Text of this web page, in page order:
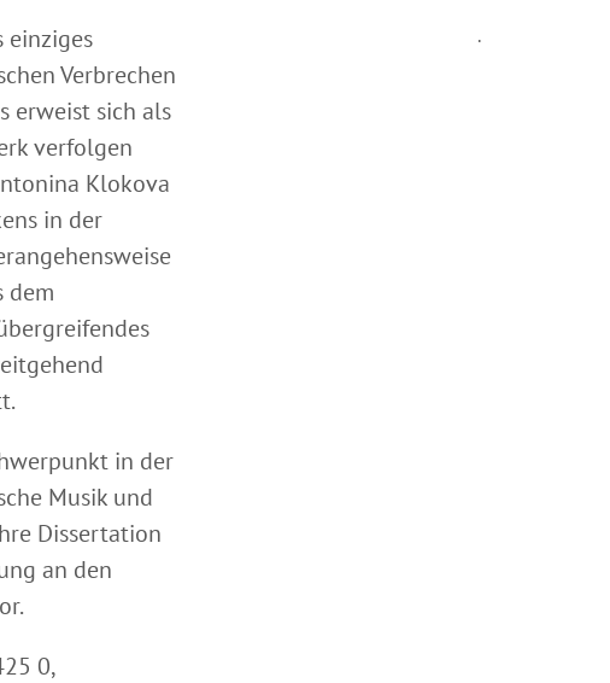
einziges
Verbrechen
erweist sich als
verfolgen
Klokova
in der
dem
in der
Musik und
Dissertation
an den
0,
.